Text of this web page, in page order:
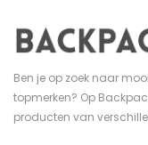
Ben je op zoek naar
topmerken? Op
producten van